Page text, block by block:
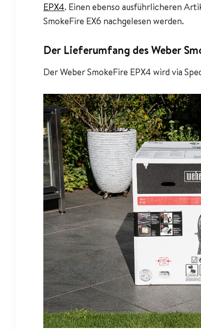
EPX4. Einen ebenso ausführlicheren
SmokeFire EX6 nachgelesen werden.
Der Lieferumfang des Weber
Der Weber SmokeFire EPX4 wird via